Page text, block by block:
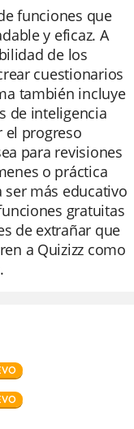
funciones que
y eficaz. A
de los
cuestionarios
también incluye
de inteligencia
el progreso
para revisiones
o práctica
ser más educativo
gratuitas
de extrañar que
a Quizizz como